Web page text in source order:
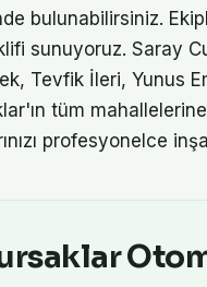
bulunabilirsiniz.
sunuyoruz. Saray
Tevfik İleri, Yunus
tüm
profesyonelce